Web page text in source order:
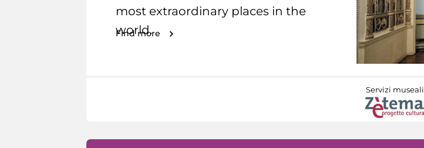
most extraordinary places in the
world.
Find more
Servizi museali